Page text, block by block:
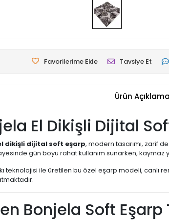
Favorilerime Ekle Tavsiye Et
Ürün
El Dikişli Dijital
dikişli dijital soft eşarp, modern tasarımı, zarif
gün boyu rahat kullanım sunarken, kaymaz
teknolojisi ile üretilen bu özel eşarp modeli, canlı
Bonjela Soft